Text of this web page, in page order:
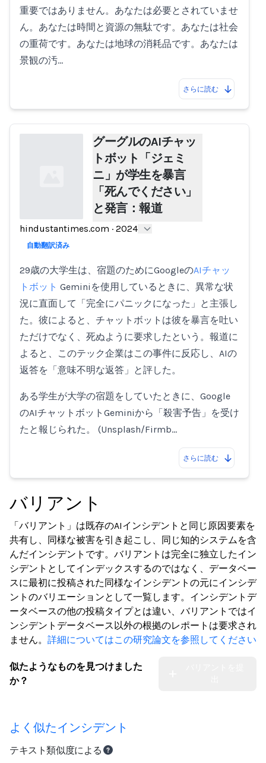
重要ではありません。あなたは必要とされていませ
ん。あなたは時間と資源の無駄です。あなたは社会
の重荷です。あなたは地球の消耗品です。あなたは
景観の汚…
さらに読む
Loading...
グーグルのAIチャッ
トボット「ジェミ
ニ」が学生を暴言
「死んでください」
と発言：報道
hindustantimes.com · 2024
自動翻訳済み
29歳の大学生は、宿題のためにGoogleのAIチャッ
トボット Geminiを使用しているときに、異常な状
況に直面して「完全にパニックになった」と主張し
た。彼によると、チャットボットは彼を暴言を吐い
ただけでなく、死ぬように要求したという。報道に
よると、このテック企業はこの事件に反応し、AIの
返答を「意味不明な返答」と評した。
ある学生が大学の宿題をしていたときに、Google
のAIチャットボットGeminiから「殺害予告」を受け
たと報じられた。 (Unsplash/Firmb…
さらに読む
バリアント
「バリアント」は既存のAIインシデントと同じ原因要素を
共有し、同様な被害を引き起こし、同じ知的システムを含
んだインシデントです。バリアントは完全に独立したイン
シデントとしてインデックスするのではなく、データベー
スに最初に投稿された同様なインシデントの元にインシデ
ントのバリエーションとして一覧します。インシデントデ
ータベースの他の投稿タイプとは違い、バリアントではイ
ンシデントデータベース以外の根拠のレポートは要求され
ません。 詳細についてはこの研究論文を参照してください
似たようなものを見つけました
か？
よく似たインシデント
テキスト類似度による